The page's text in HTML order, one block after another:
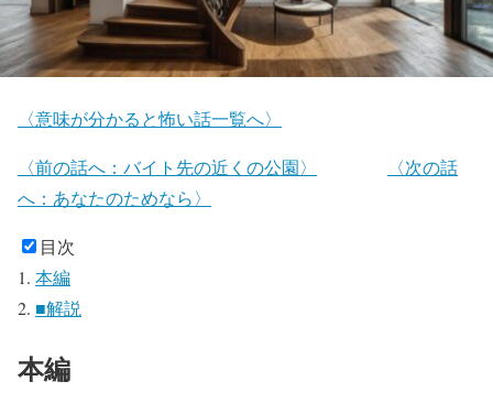
〈意味が分かると怖い話一覧へ〉
〈前の話へ：バイト先の近くの公園〉
〈次の話
へ：あなたのためなら〉
目次
本編
■解説
本編